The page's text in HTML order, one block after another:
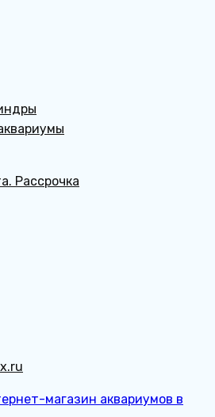
Рассрочка
магазин аквариумов в